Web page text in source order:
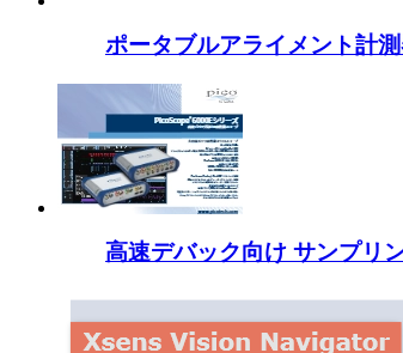
ポータブルアライメント計
高速デバック向け サンプリ